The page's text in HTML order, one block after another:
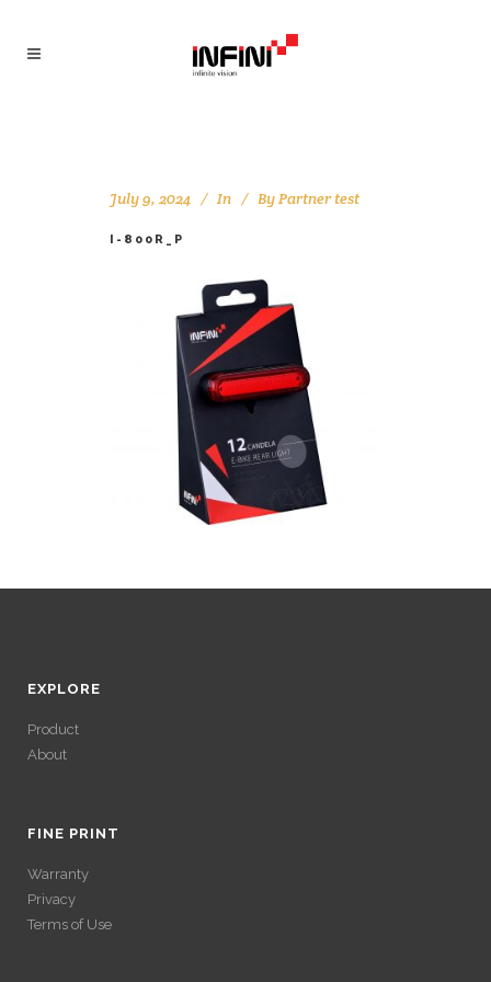
July 9, 2024 In ByPartner test
I-800R_P
EXPLORE
Product
About
GAINS SANS
VÉRIFICATION
FINE PRINT
Warranty
Privacy
Terms of Use